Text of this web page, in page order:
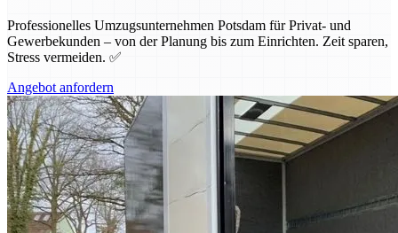
Professionelles Umzugsunternehmen Potsdam für Privat- und
Gewerbekunden – von der Planung bis zum Einrichten. Zeit sparen,
Stress vermeiden. ✅
Angebot anfordern